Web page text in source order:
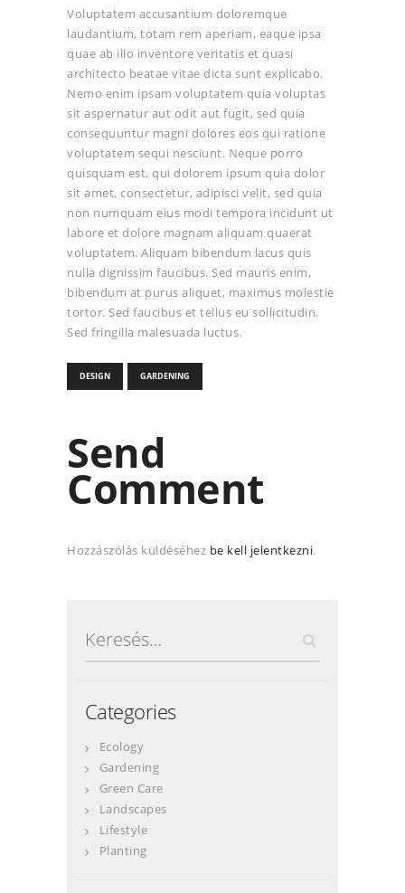
Voluptatem accusantium doloremque
laudantium, totam rem aperiam, eaque ipsa
quae ab illo inventore veritatis et quasi
architecto beatae vitae dicta sunt explicabo.
Nemo enim ipsam voluptatem quia voluptas
sit aspernatur aut odit aut fugit, sed quia
consequuntur magni dolores eos qui ratione
voluptatem sequi nesciunt. Neque porro
quisquam est, qui dolorem ipsum quia dolor
sit amet, consectetur, adipisci velit, sed quia
non numquam eius modi tempora incidunt ut
labore et dolore magnam aliquam quaerat
voluptatem. Aliquam bibendum lacus quis
nulla dignissim faucibus. Sed mauris enim,
bibendum at purus aliquet, maximus molestie
tortor. Sed faucibus et tellus eu sollicitudin.
Sed fringilla malesuada luctus.
DESIGN GARDENING
Send
Comment
Hozzászólás küldéséhez be kell jelentkezni.
Categories
Ecology
Gardening
Green Care
Landscapes
Lifestyle
Planting